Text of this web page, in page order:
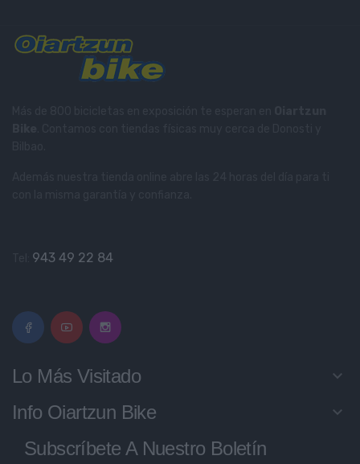
943 49 22 84
Lo Más Visitado keyboard_arrow_down
Info Oiartzun Bike keyboard_arrow_down
Subscríbete A Nuestro Boletín